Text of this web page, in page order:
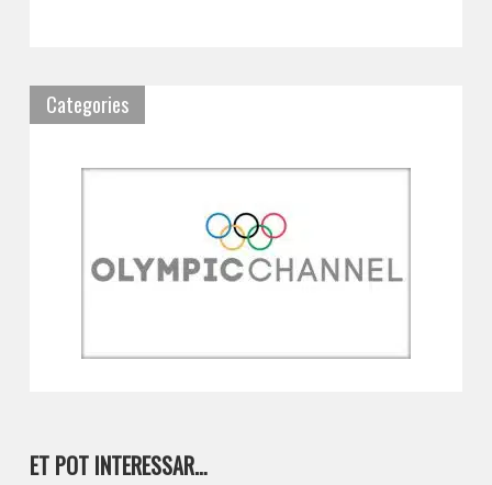
Categories
ET POT INTERESSAR…